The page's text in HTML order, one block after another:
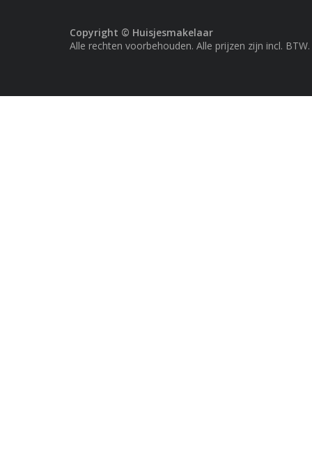
Copyright © Huisjesmakelaar
Alle rechten voorbehouden. Alle prijzen zijn incl. BTW.